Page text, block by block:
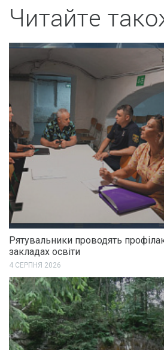
Читайте
Рятувальники проводять
закладах освіти
4 СЕРПНЯ 2026